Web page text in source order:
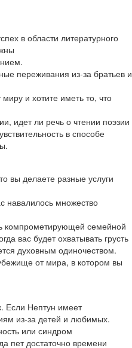
в области литературного
переживания из-за братьев и
и хотите иметь то, что
идет ли речь о чтении поэзии
в способе
вы делаете разные услуги
навалилось множество
компрометирующей семейной
вас будет охватывать грусть
духовным одиночеством.
от мира, в котором вы
Если Нептун имеет
из-за детей и любимых.
или синдром
пет достаточно времени